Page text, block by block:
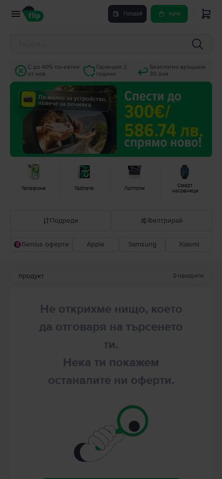
Продай Купи
С до 40% по-евтин
от нов
Гаранция 2
години
Безплатно връщане
30 дни
Телефони Таблети Лаптопи
Смарт
часовници
Подреди
Прероръчани от Flip
Филтрирай
Genius оферти Apple Samsung Xiaomi
продукт 0 продукти
Не открихме нищо, което
да отговаря на търсенето
ти.
Нека ти покажем
останалите ни оферти.